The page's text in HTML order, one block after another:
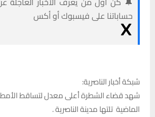
حساباتنا على فيسبوك أو أكس
شبكة أخبار الناصرية:
الماضية تلتها مدينة الناصرية .